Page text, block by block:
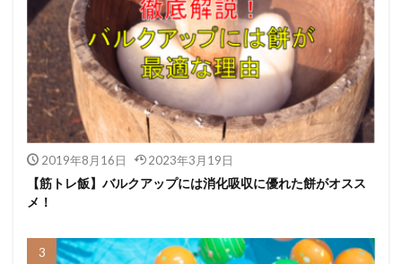
2019年8月16日 2023年3月19日
【筋トレ飯】バルクアップには消化吸収に優れた餅がオスス
メ！